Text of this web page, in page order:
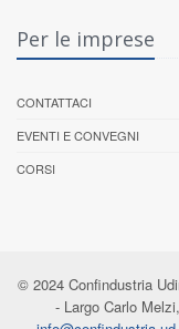
Per le imprese
CONTATTACI
EVENTI E CONVEGNI
CORSI
© 2024 Confindustria
- Largo Carlo